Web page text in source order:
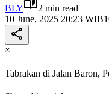
BLY
2 min read
10 June, 2025 20:23 WIB
×
Tabrakan di Jalan Baron,